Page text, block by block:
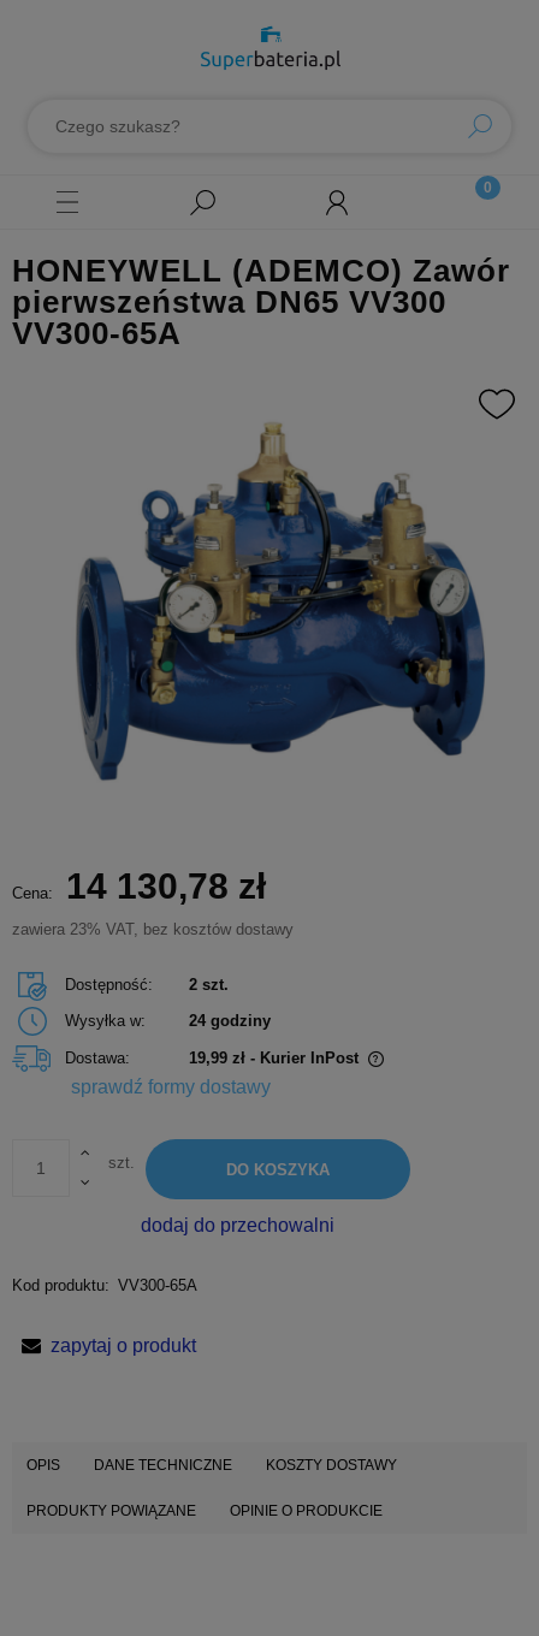
HONEYWELL (ADEMCO) Zawór
pierwszeństwa DN65 VV300
VV300-65A
Cena: 14 130,78 zł
zawiera 23% VAT, bez kosztów dostawy
Dostępność:
2 szt.
Wysyłka w:
24 godziny
Dostawa: 19,99 zł - Kurier InPost
Cena nie zawiera ewentualnych kosztów płatności
sprawdź formy dostawy
szt. DO KOSZYKA
dodaj do przechowalni
Kod produktu: VV300-65A
zapytaj o produkt
OPIS DANE TECHNICZNE KOSZTY DOSTAWY
PRODUKTY POWIĄZANE OPINIE O PRODUKCIE